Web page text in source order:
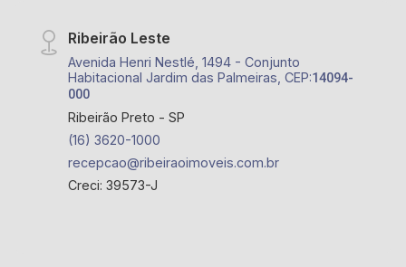
Ribeirão Leste
Avenida Henri Nestlé, 1494 - Conjunto
Habitacional Jardim das Palmeiras, CEP:14094-
000
Ribeirão Preto - SP
(16) 3620-1000
recepcao@ribeiraoimoveis.com.br
Creci: 39573-J